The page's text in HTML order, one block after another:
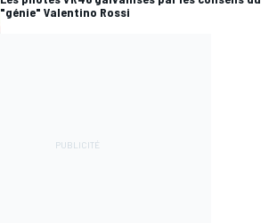
"génie" Valentino Rossi